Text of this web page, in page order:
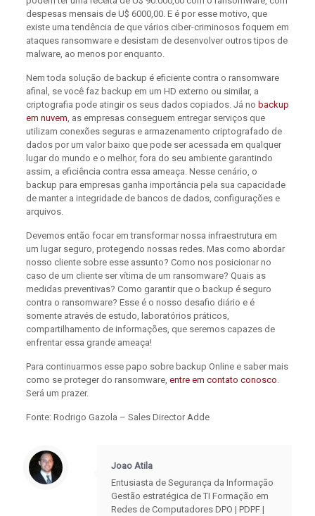
despesas mensais de U$ 6000,00. E é por esse motivo, que
existe uma tendência de que vários ciber-criminosos foquem em
ataques ransomware e desistam de desenvolver outros tipos de
malware, ao menos por enquanto.
Nem toda solução de backup é eficiente contra o ransomware
afinal, se você faz backup em um HD externo ou similar, a
criptografia pode atingir os seus dados copiados. Já no backup
em nuvem, as empresas conseguem entregar serviços que
utilizam conexões seguras e armazenamento criptografado de
dados por um valor baixo que pode ser acessada em qualquer
lugar do mundo e o melhor, fora do seu ambiente garantindo
assim, a eficiência contra essa ameaça. Nesse cenário, o
backup para empresas ganha importância pela sua capacidade
de manter a integridade de bancos de dados, configurações e
arquivos.
Devemos então focar em transformar nossa infraestrutura em
um lugar seguro, protegendo nossas redes. Mas como abordar
nosso cliente sobre esse assunto? Como nos posicionar no
caso de um cliente ser vítima de um ransomware? Quais as
medidas preventivas? Como garantir que o backup é seguro
contra o ransomware? Esse é o nosso desafio diário e é
somente através de estudo, laboratórios práticos,
compartilhamento de informações, que seremos capazes de
enfrentar essa grande ameaça!
Para continuarmos esse papo sobre backup Online e saber mais
como se proteger do ransomware, entre em contato conosco.
Será um prazer.
Fonte: Rodrigo Gazola – Sales Director Adde
Joao Atila
Entusiasta de Segurança da Informação
Gestão estratégica de TI Formação em
Redes de Computadores DPO | PDPF |